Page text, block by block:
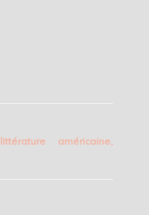
littérature américaine